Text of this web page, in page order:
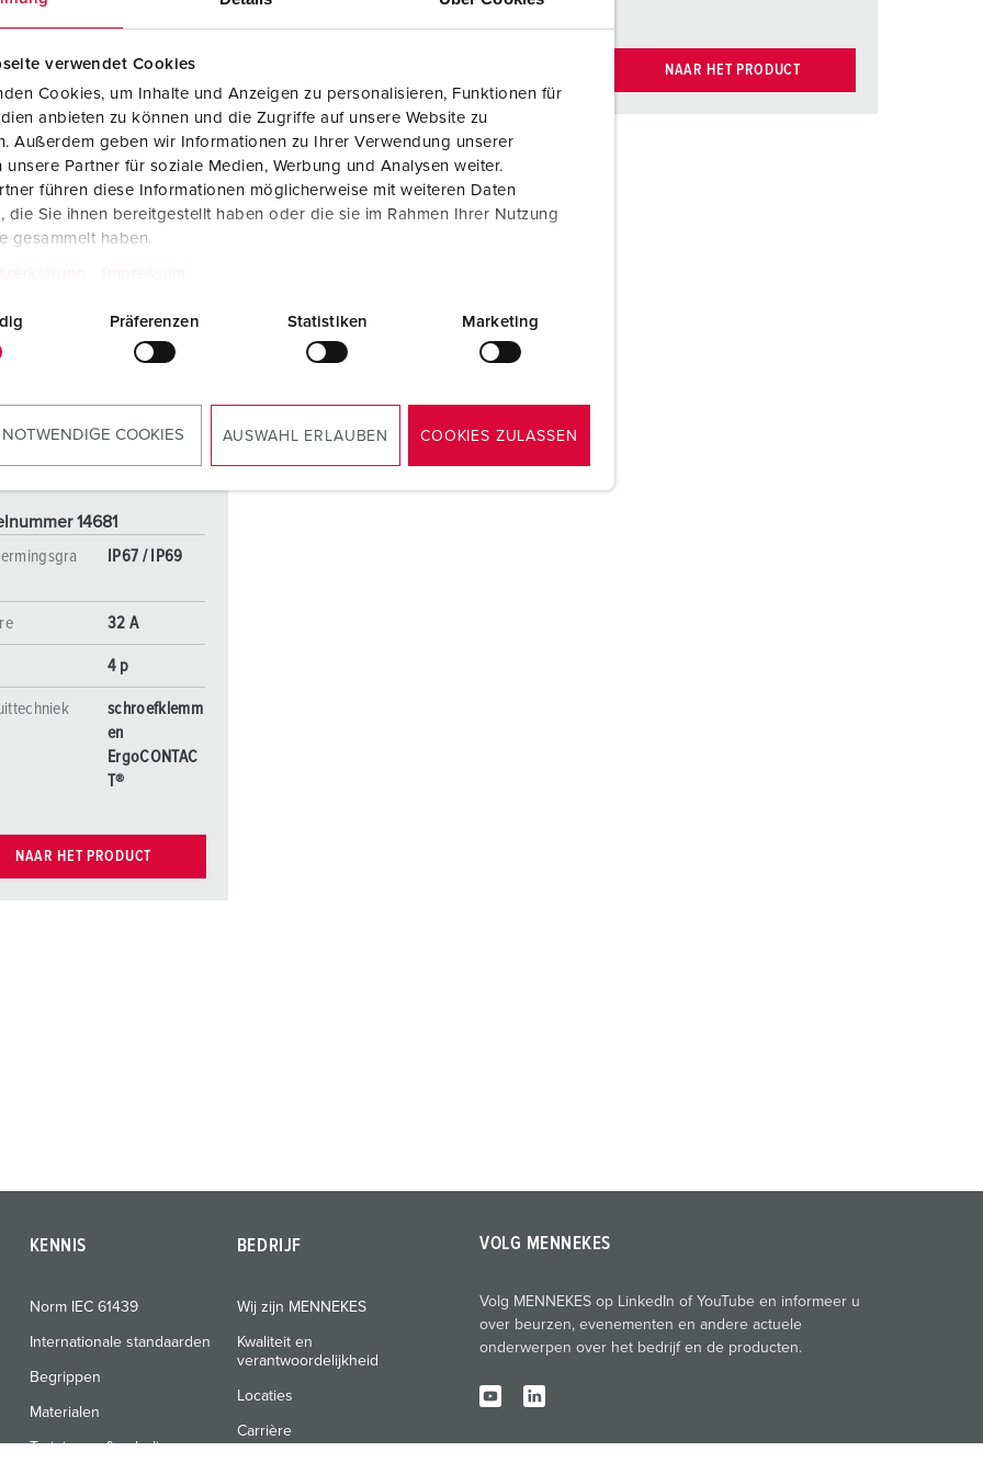
verwendet Cookies
Cookies, um Inhalte und Anzeigen zu personalisieren, Funktionen für
anbieten zu können und die Zugriffe auf unsere Website zu
Außerdem geben wir Informationen zu Ihrer Verwendung unserer
unsere Partner für soziale Medien, Werbung und Analysen weiter.
führen diese Informationen möglicherweise mit weiteren Daten
die Sie ihnen bereitgestellt haben oder die sie im Rahmen Ihrer Nutzung
gesammelt haben.
Präferenzen Statistiken Marketing
COOKIES AUSWAHL ERLAUBEN COOKIES ZULASSEN
NAAR HET PRODUCT NAAR HET PRODUCT
NIEUW
14681
IP67 / IP69
32 A
4 p
schroefklemm
en
ErgoCONTAC
T®
NAAR HET PRODUCT
KENNIS
Norm IEC 61439
Internationale standaarden
Begrippen
Materialen
Trainingen & scholingen
BEDRIJF
Wij zijn MENNEKES
Kwaliteit en
verantwoordelijkheid
Locaties
Carrière
VOLG MENNEKES
Volg MENNEKES op LinkedIn of YouTube en informeer u
over beurzen, evenementen en andere actuele
onderwerpen over het bedrijf en de producten.